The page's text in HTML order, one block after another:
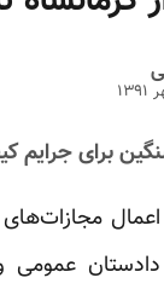
برای جرایم
دادستان عمومی